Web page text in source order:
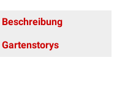
Beschreibung
Gartenstorys